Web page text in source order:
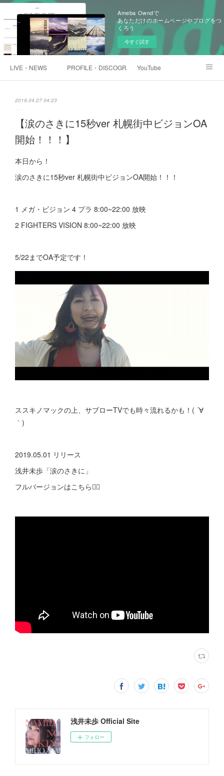
Ameba Owndで
あなただけのホームページやブログをつ
くろう
今すぐ試す
LIVE・NEWS PROFILE・DISCOGRAPHTYYouTube
2019.04.27 04:23
【涙のさきに15秒ver 札幌街中ビジョンOA
開始！！！】
本日から！
涙のさきに15秒ver 札幌街中ビジョンOA開始！！！
1 メガ・ビジョン 4 プラ 8:00~22:00 放映
2 FIGHTERS VISION 8:00~22:00 放映
5/22までOA予定です！
ススキノマックの上、サブローTVでも時々流れるかも！( ´∀
｀)
2019.05.01 リリース
浅井未歩「涙のさきに」
フルバージョンはこちら💁‍♀️
浅井未歩 Official Site
フォロー